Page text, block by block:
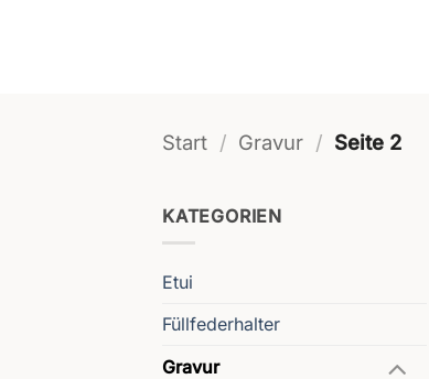
Start / Gravur / Seite 2
KATEGORIEN
Etui
Füllfederhalter
Gravur